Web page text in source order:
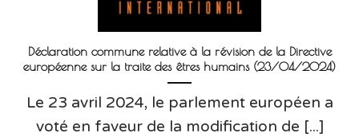
Déclaration commune relative à la révision de la Directive
européenne sur la traite des êtres humains (23/04/2024)
Le 23 avril 2024, le parlement européen a
voté en faveur de la modification de [...]